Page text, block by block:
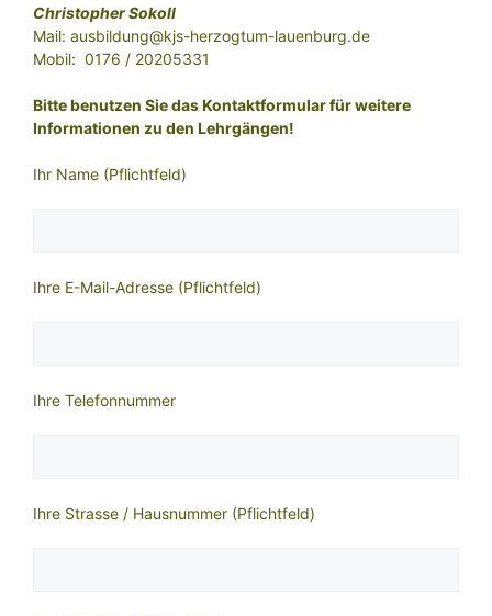
Christopher Sokoll
Mail: ausbildung@kjs-herzogtum-lauenburg.de
Mobil: 0176 / 20205331
Bitte benutzen Sie das Kontaktformular für weitere
Informationen zu den Lehrgängen!
Ihr Name (Pflichtfeld)
Ihre E-Mail-Adresse (Pflichtfeld)
Ihre Telefonnummer
Ihre Strasse / Hausnummer (Pflichtfeld)